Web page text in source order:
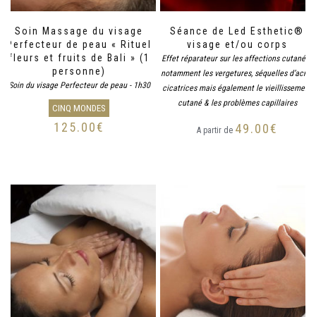
Soin Massage du visage
Perfecteur de peau « Rituel
fleurs et fruits de Bali » (1
personne)
Soin du visage Perfecteur de peau - 1h30
CINQ MONDES
125.00€
Séance de Led Esthetic®
visage et/ou corps
Effet réparateur sur les affections cutanées
notamment les vergetures, séquelles d’acné,
cicatrices mais également le vieillissement
cutané & les problèmes capillaires
A partir de 49.00€